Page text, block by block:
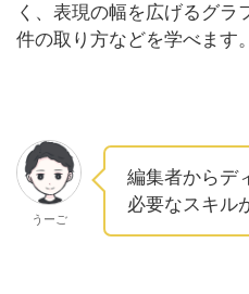
く、表現の幅を広げるグラ
件の取り方などを学べます。
うーご
編集者からデ
必要なスキル